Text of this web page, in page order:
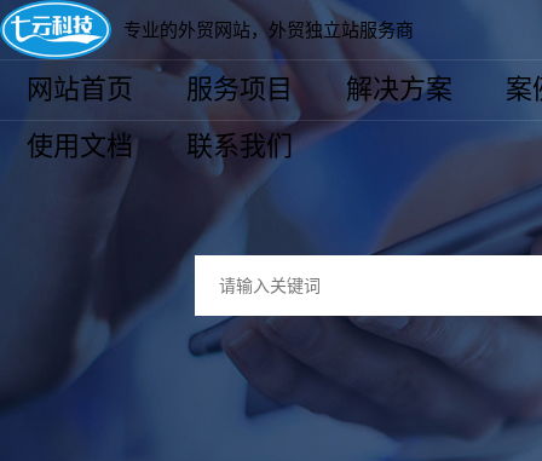
专业的外贸网站，外贸独立站服务商
网站首页 服务项目 解决方案
案
使用文档
联系我们